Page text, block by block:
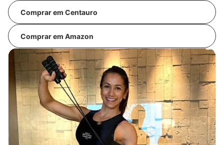
Comprar em Centauro
Comprar em Amazon